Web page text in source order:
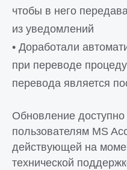
чтобы в него
из уведомлений
• Доработали
при переводе
перевода является
Обновление
пользователям MS
действующей на
технической
Технические требования
Тарифы и цены
Центр загрузок